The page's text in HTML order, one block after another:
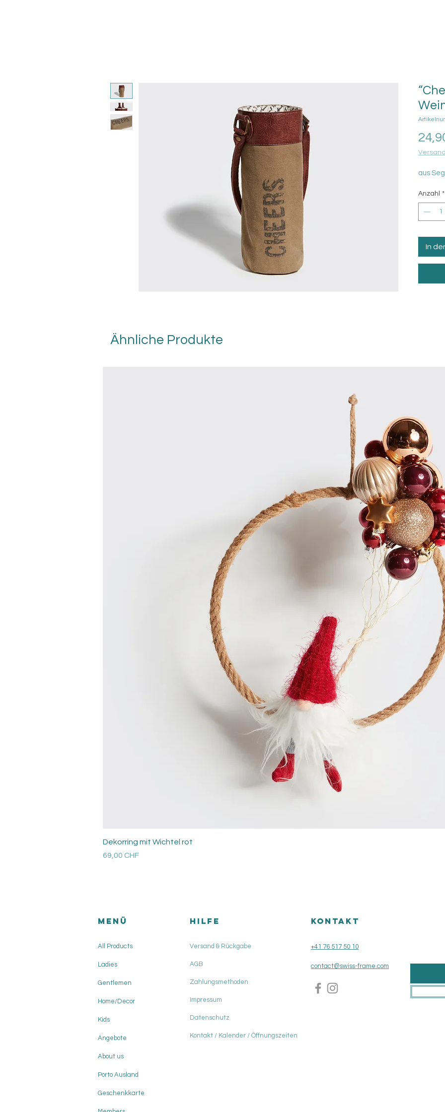
aus
Anzahl *
In
Ähnliche Produkte
Dekorring mit Wichtel rot
Preis
69,00 CHF
Menü
All Products
Ladies
Gentlemen
Home/Decor
Kids
Angebote
About us
Porto Ausland
Geschenkkarte
HILFE
Versand & Rückgabe
AGB
Zahlungsmethoden
Impressum
Datenschutz
Kontakt / Kalender / Öffnungszeiten
KONTAKT
+41 76 517 50 10
contact@swiss-frame.com